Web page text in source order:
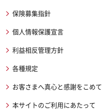
保険募集指針
個人情報保護宣言
利益相反管理方針
各種規定
お客さまへ真心と感謝をこめて
本サイトのご利用にあたって